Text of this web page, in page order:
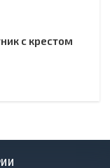
с крестом